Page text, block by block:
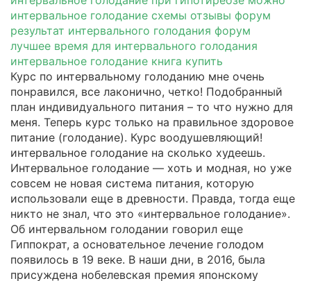
интервальное голодание схемы отзывы форум
результат интервального голодания форум
лучшее время для интервального голодания
интервальное голодание книга купить
Курс по интервальному голоданию мне очень
понравился, все лаконично, четко! Подобранный
план индивидуального питания – то что нужно для
меня. Теперь курс только на правильное здоровое
питание (голодание). Курс воодушевляющий!
интервальное голодание на сколько худеешь.
Интервальное голодание — хоть и модная, но уже
совсем не новая система питания, которую
использовали еще в древности. Правда, тогда еще
никто не знал, что это «интервальное голодание».
Об интервальном голодании говорил еще
Гиппократ, а основательное лечение голодом
появилось в 19 веке. В наши дни, в 2016, была
присуждена нобелевская премия японскому